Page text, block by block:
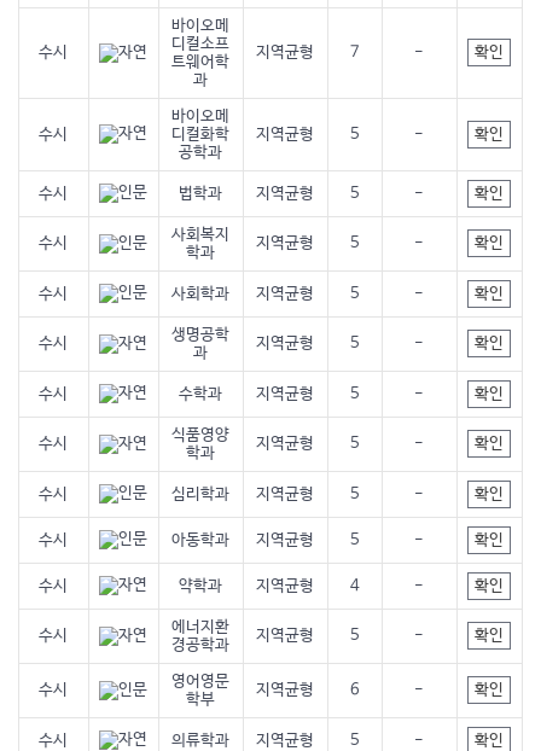
수시
바이오메
디컬소프
트웨어학
과
지역균형 7 - 확인
수시
바이오메
디컬화학
공학과
지역균형 5 - 확인
수시 법학과 지역균형 5 - 확인
수시
사회복지
학과
지역균형 5 - 확인
수시 사회학과 지역균형 5 - 확인
수시
생명공학
과
지역균형 5 - 확인
수시 수학과 지역균형 5 - 확인
수시
식품영양
학과
지역균형 5 - 확인
수시 심리학과 지역균형 5 - 확인
수시 아동학과 지역균형 5 - 확인
수시 약학과 지역균형 4 - 확인
수시
에너지환
경공학과
지역균형 5 - 확인
수시
영어영문
학부
지역균형 6 - 확인
수시 의류학과 지역균형 5 - 확인